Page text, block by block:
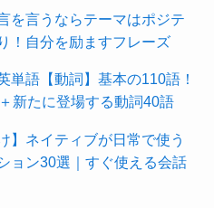
を言うならテーマはポジテ
！自分を励ますフレーズ
単語【動詞】基本の110語！
新たに登場する動詞40語
】ネイティブが日常で使う
ョン30選｜すぐ使える会話